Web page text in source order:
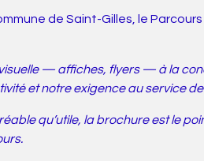
de Saint-Gilles, le
— affiches, flyers — à la
et notre exigence au service
qu’utile, la brochure est le